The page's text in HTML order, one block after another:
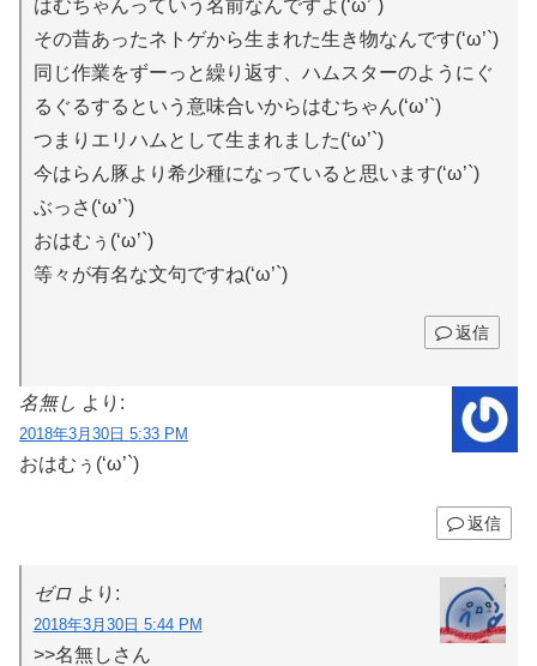
はむちゃんっていう名前なんですよ(‘ω’`)
その昔あったネトゲから生まれた生き物なんです(‘ω’`)
同じ作業をずーっと繰り返す、ハムスターのようにぐ
るぐるするという意味合いからはむちゃん(‘ω’`)
つまりエリハムとして生まれました(‘ω’`)
今はらん豚より希少種になっていると思います(‘ω’`)
ぶっさ(‘ω’`)
おはむぅ(‘ω’`)
等々が有名な文句ですね(‘ω’`)
返信
名無し より:
2018年3月30日 5:33 PM
おはむぅ(‘ω’`)
返信
ゼロ より:
2018年3月30日 5:44 PM
>>名無しさん